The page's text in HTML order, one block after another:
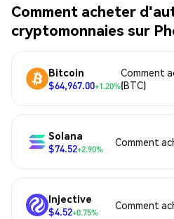
Comment acheter
cryptomonnaies sur
Bitcoin
$64,967.00+1.20%
Comment
(BTC)
Solana
$74.52+2.90%
Comment
Injective
$4.52+0.75%
Comment